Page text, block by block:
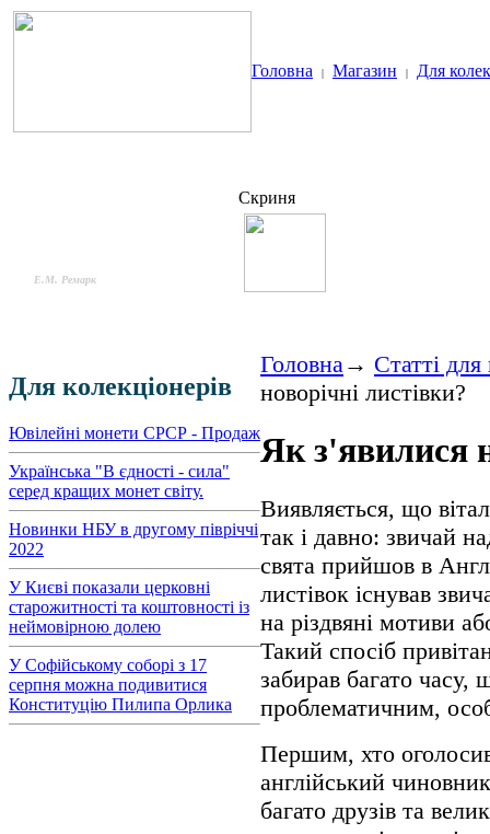
Головна | Магазин | Для
Е.М. Ремарк
Скриня
Для колекціонерів
Ювілейні монети СРСР - Продаж
Українська "В єдності - сила"
серед кращих монет світу.
Новинки НБУ в другому півріччі
2022
У Києві показали церковні
старожитності та коштовності із
неймовірною долею
У Софійському соборі з 17
серпня можна подивитися
Конституцію Пилипа Орлика
Головна→ Статті для
новорічні листівки?
Як з'явилися
Виявляється, що
так і давно: звичай
свята прийшов в
листівок існував
на різдвяні мотиви
Такий спосіб
забирав багато часу,
проблематичним,
Першим, хто
англійський
багато друзів та